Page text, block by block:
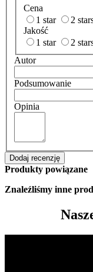
Cena
1 star
2
Jakość
1 star
2
Autor
Podsumowanie
Opinia
Dodaj recenzję
Produkty powiązane
Znaleźliśmy inne